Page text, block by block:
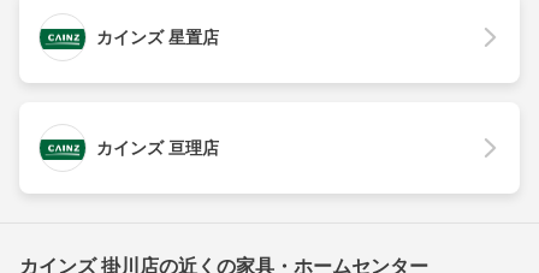
カインズ 星置店
カインズ 亘理店
カインズ 掛川店の近くの家具・ホームセンター